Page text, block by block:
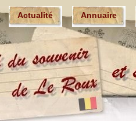
Actualité Annuaire